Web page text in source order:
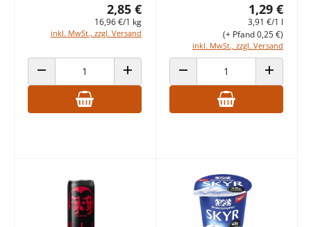
2,85 €
16,96 €/1 kg
inkl. MwSt., zzgl. Versand
ANZAHL VERRINGERN ANZAHL ERHÖHEN
1,29 €
3,91 €/1 l
inkl. MwSt., zzgl. Versand
(+ Pfand 0,25 €)
ANZAHL VERRINGERN ANZAHL